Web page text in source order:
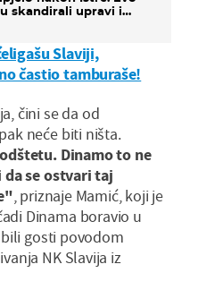
skandirali upravi i
Slaviji,
častio tamburaše!
čini se da od
neće biti ništa.
Dinamo to ne
se ostvari taj
, priznaje Mamić, koji je
Dinama boravio u
gosti povodom
NK Slavija iz